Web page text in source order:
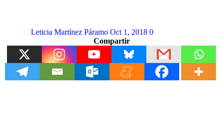
Leticia Martínez Páramo Oct 1, 2018 0
Compartir